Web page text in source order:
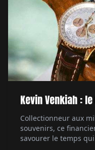
Kevin Venkiah :
Collectionneur aux
souvenirs, ce
savourer le temps